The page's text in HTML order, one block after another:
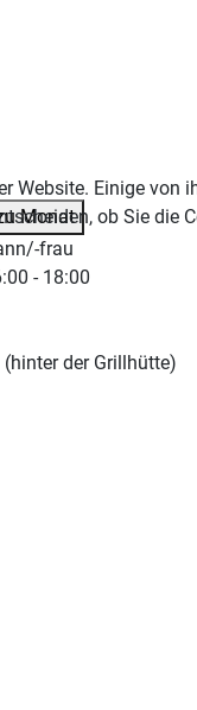
Monat
frau
- 18:00
der Grillhütte)
Website. Einige von
ob Sie